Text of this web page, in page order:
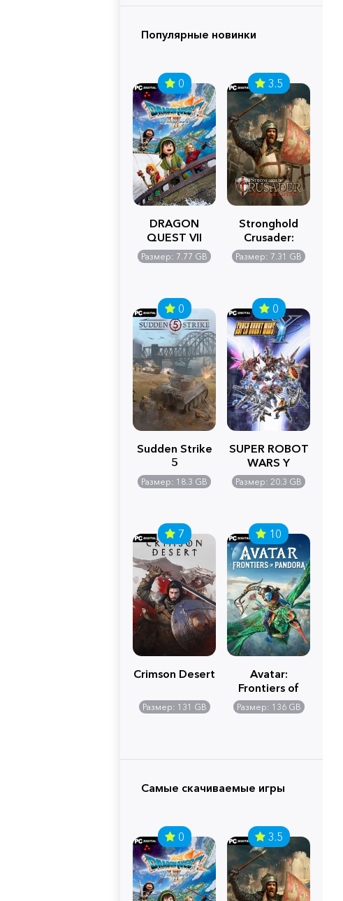
Популярные новинки
0
DRAGON
QUEST VII
Reimagined
Размер: 7.77 GB
3.5
Stronghold
Crusader:
Definitive
Edition
Размер: 7.31 GB
0
Sudden Strike
5
Размер: 18.3 GB
0
SUPER ROBOT
WARS Y
Размер: 20.3 GB
7
Crimson Desert
Размер: 131 GB
10
Avatar:
Frontiers of
Pandora
Размер: 136 GB
Самые скачиваемые игры
0 3.5